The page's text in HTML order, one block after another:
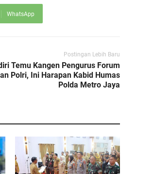
WhatsApp
Postingan Lebih Baru
Temu Kangen Pengurus Forum
Polri, Ini Harapan Kabid Humas
Polda Metro Jaya